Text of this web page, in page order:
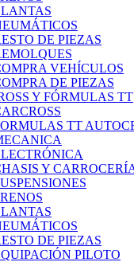
DE PIEZAS
VEHÍCULOS
DE PIEZAS
Y FÓRMULAS TT
TT
Y
DE PIEZAS
PILOTO